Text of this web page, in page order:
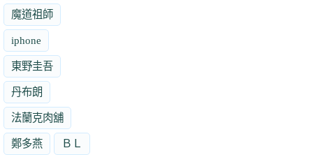
魔道祖師
iphone
東野圭吾
丹布朗
法蘭克肉舖
鄭多燕 ＢＬ